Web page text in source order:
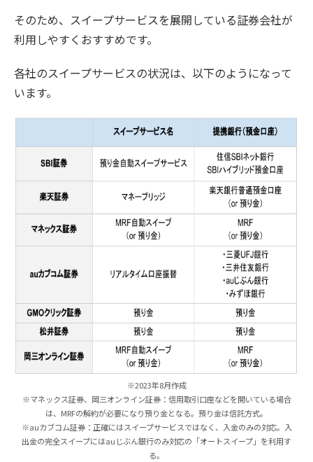
そのため、スイープサービスを展開している証券会社が
利用しやすくおすすめです。
各社のスイープサービスの状況は、以下のようになって
います。
※2023年8月作成
※マネックス証券、岡三オンライン証券：信用取引口座などを開いている場合
は、MRFの解約が必要になり預り金となる。預り金は信託方式。
※auカブコム証券：正確にはスイープサービスではなく、入金のみの対応。入
出金の完全スイープにはauじぶん銀行のみ対応の「オートスイープ」を利用す
る。